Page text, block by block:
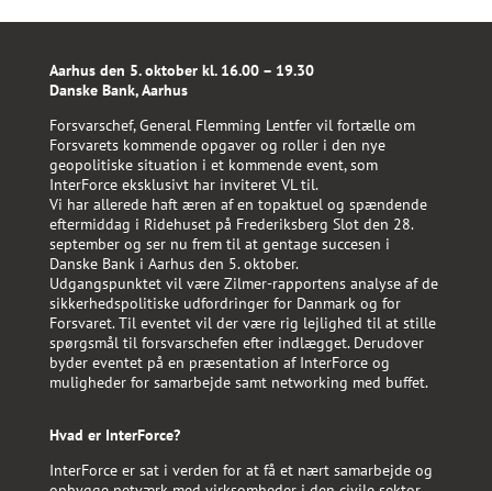
Aarhus den 5. oktober kl. 16.00 – 19.30
Danske Bank, Aarhus
Forsvarschef, General Flemming Lentfer vil fortælle om
Forsvarets kommende opgaver og roller i den nye
geopolitiske situation i et kommende event, som
InterForce eksklusivt har inviteret VL til.
Vi har allerede haft æren af en topaktuel og spændende
eftermiddag i Ridehuset på Frederiksberg Slot den 28.
september og ser nu frem til at gentage succesen i
Danske Bank i Aarhus den 5. oktober.
Udgangspunktet vil være Zilmer-rapportens analyse af de
sikkerhedspolitiske udfordringer for Danmark og for
Forsvaret. Til eventet vil der være rig lejlighed til at stille
spørgsmål til forsvarschefen efter indlægget. Derudover
byder eventet på en præsentation af InterForce og
muligheder for samarbejde samt networking med buffet.
Hvad er InterForce?
InterForce er sat i verden for at få et nært samarbejde og